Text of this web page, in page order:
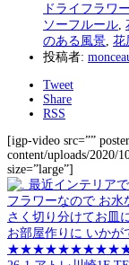
ドライフラワ
ソーフルール
のある風景 花
投稿者:
Tweet
Share
RSS
[igp-video src=””
content/uploads/2020/
size=”large”]